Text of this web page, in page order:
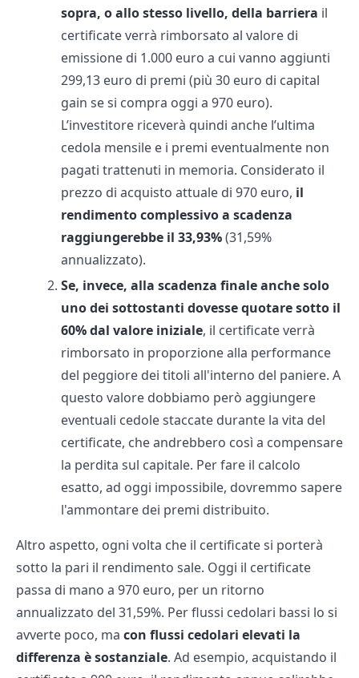
sopra, o allo stesso livello, della barriera il
certificate verrà rimborsato al valore di
emissione di 1.000 euro a cui vanno aggiunti
299,13 euro di premi (più 30 euro di capital
gain se si compra oggi a 970 euro).
L’investitore riceverà quindi anche l’ultima
cedola mensile e i premi eventualmente non
pagati trattenuti in memoria. Considerato il
prezzo di acquisto attuale di 970 euro, il
rendimento complessivo a scadenza
raggiungerebbe il 33,93%(31,59%
annualizzato).
Se, invece, alla scadenza finale anche solo
uno dei sottostanti dovesse quotare sotto il
60% dal valore iniziale, il certificate verrà
rimborsato in proporzione alla performance
del peggiore dei titoli all'interno del paniere. A
questo valore dobbiamo però aggiungere
eventuali cedole staccate durante la vita del
certificate, che andrebbero così a compensare
la perdita sul capitale. Per fare il calcolo
esatto, ad oggi impossibile, dovremmo sapere
l'ammontare dei premi distribuito.
Altro aspetto, ogni volta che il certificate si porterà
sotto la pari il rendimento sale. Oggi il certificate
passa di mano a 970 euro, per un ritorno
annualizzato del 31,59%. Per flussi cedolari bassi lo si
avverte poco, ma con flussi cedolari elevati la
differenza è sostanziale. Ad esempio, acquistando il